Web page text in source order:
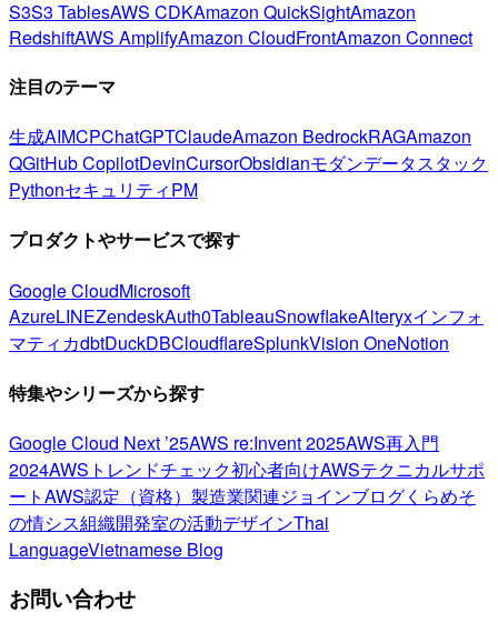
S3S3 TablesAWS CDKAmazon QuickSightAmazon
RedshiftAWS AmplifyAmazon CloudFrontAmazon Connect
注目のテーマ
生成AIMCPChatGPTClaudeAmazon BedrockRAGAmazon
QGitHub CopilotDevinCursorObsidianモダンデータスタック
PythonセキュリティPM
プロダクトやサービスで探す
Google CloudMicrosoft
AzureLINEZendeskAuth0TableauSnowflakeAlteryxインフォ
マティカdbtDuckDBCloudflareSplunkVision OneNotion
特集やシリーズから探す
Google Cloud Next ’25AWS re:Invent 2025AWS再入門
2024AWSトレンドチェック初心者向けAWSテクニカルサポ
ートAWS認定（資格） 製造業関連ジョインブログくらめそ
の情シス組織開発室の活動デザインThai
LanguageVietnamese Blog
お問い合わせ